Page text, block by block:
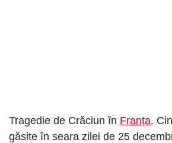
Tragedie de Crăciun în Franța.
găsite în seara zilei de 25